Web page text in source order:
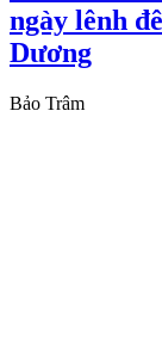
ngày lênh
Dương
Bảo Trâm